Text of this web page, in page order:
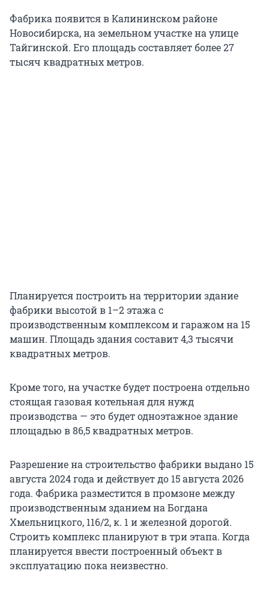
Фабрика появится в Калининском районе
Новосибирска, на земельном участке на улице
Тайгинской. Его площадь составляет более 27
тысяч квадратных метров.
Планируется построить на территории здание
фабрики высотой в 1–2 этажа с
производственным комплексом и гаражом на 15
машин. Площадь здания составит 4,3 тысячи
квадратных метров.
Кроме того, на участке будет построена отдельно
стоящая газовая котельная для нужд
производства — это будет одноэтажное здание
площадью в 86,5 квадратных метров.
Разрешение на строительство фабрики выдано 15
августа 2024 года и действует до 15 августа 2026
года. Фабрика разместится в промзоне между
производственным зданием на Богдана
Хмельницкого, 116/2, к. 1 и железной дорогой.
Строить комплекс планируют в три этапа. Когда
планируется ввести построенный объект в
эксплуатацию пока неизвестно.